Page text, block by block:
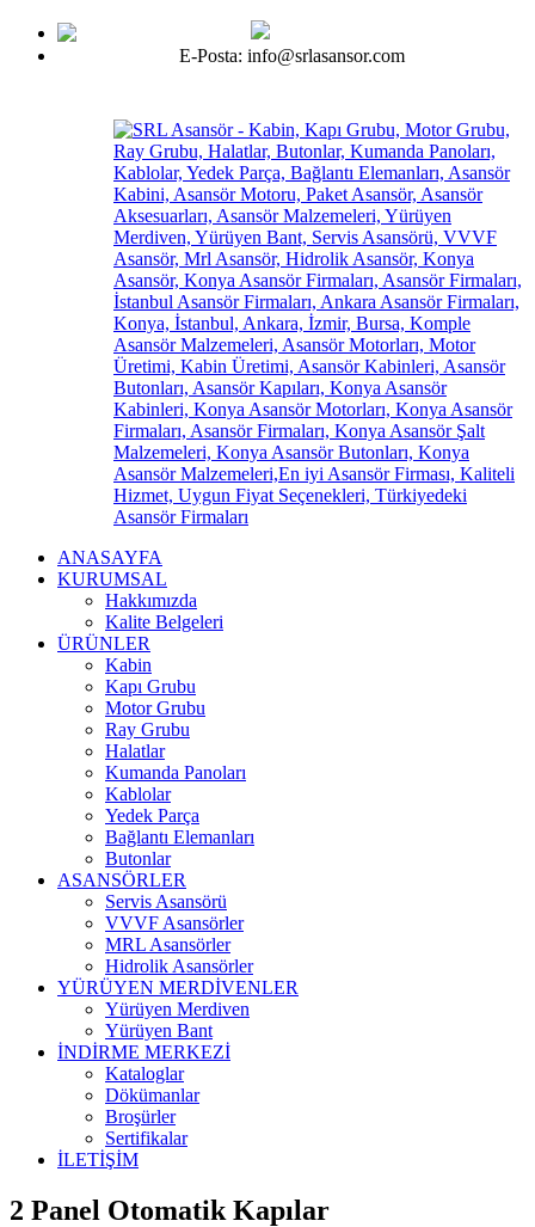
E-Posta: info@srlasansor.com
ANASAYFA
KURUMSAL
Hakkımızda
Kalite Belgeleri
ÜRÜNLER
Kabin
Kapı Grubu
Motor Grubu
Ray Grubu
Halatlar
Kumanda Panoları
Kablolar
Yedek Parça
Bağlantı Elemanları
Butonlar
ASANSÖRLER
Servis Asansörü
VVVF Asansörler
MRL Asansörler
Hidrolik Asansörler
YÜRÜYEN MERDİVENLER
Yürüyen Merdiven
Yürüyen Bant
İNDİRME MERKEZİ
Kataloglar
Dökümanlar
Broşürler
Sertifikalar
İLETİŞİM
2 Panel Otomatik Kapılar